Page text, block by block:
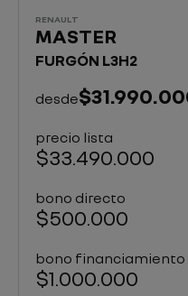
RENAULT
MASTER
FURGÓN L3H2
desde
precio lista
$33.490.000
bono directo
$500.000
bono financiamiento
$1.000.000